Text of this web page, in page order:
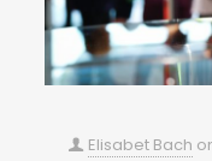
Elisabet Bach